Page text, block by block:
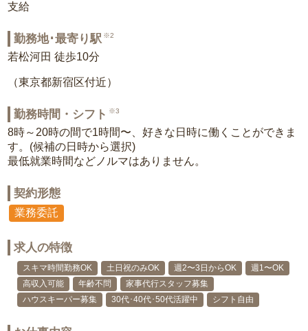
支給
勤務地･最寄り駅 ※2
若松河田 徒歩10分
（東京都新宿区付近）
勤務時間・シフト ※3
8時～20時の間で1時間〜、好きな日時に働くことができま
す。(候補の日時から選択)
最低就業時間などノルマはありません。
契約形態
業務委託
求人の特徴
スキマ時間勤務OK 土日祝のみOK 週2〜3日からOK
週1〜OK
高収入可能
年齢不問
家事代行スタッフ募集
ハウスキーパー募集
30代･40代･50代活躍中 シフト自由